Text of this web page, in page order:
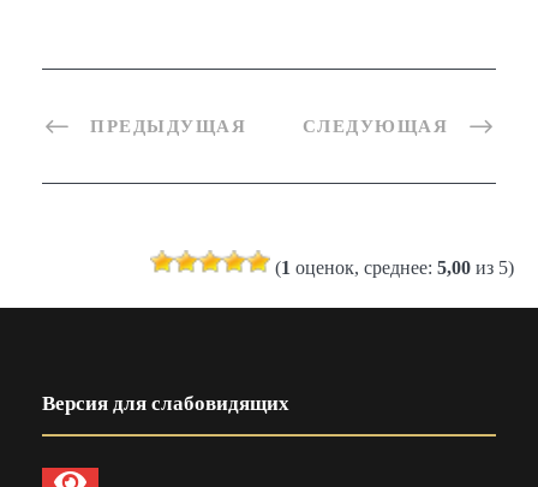
ПРЕДЫДУЩАЯ СЛЕДУЮЩАЯ
(1 оценок, среднее: 5,00 из 5)
Версия для слабовидящих